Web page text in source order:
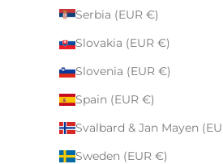
Serbia (EUR €)
Slovakia (EUR €)
Slovenia (EUR €)
Spain (EUR €)
Svalbard & Jan Mayen
Sweden (EUR €)